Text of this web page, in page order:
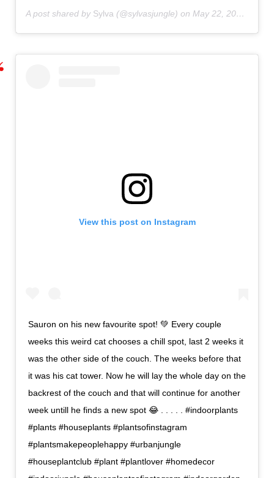
A post shared by Sylva (@sylvasjungle) on May 22, 2020 at 1:42am PDT
View this post on Instagram
Sauron on his new favourite spot! 💚 Every couple
weeks this weird cat chooses a chill spot, last 2 weeks it
was the other side of the couch. The weeks before that
it was his cat tower. Now he will lay the whole day on the
backrest of the couch and that will continue for another
week untill he finds a new spot 😂 . . . . . #indoorplants
#plants #houseplants #plantsofinstagram
#plantsmakepeoplehappy #urbanjungle
#houseplantclub #plant #plantlover #homedecor